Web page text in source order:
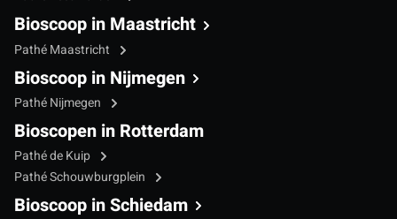
Bioscoop in Maastricht
Pathé Maastricht
Bioscoop in Nijmegen
Pathé Nijmegen
Bioscopen in Rotterdam
Pathé de Kuip
Pathé Schouwburgplein
Bioscoop in Schiedam